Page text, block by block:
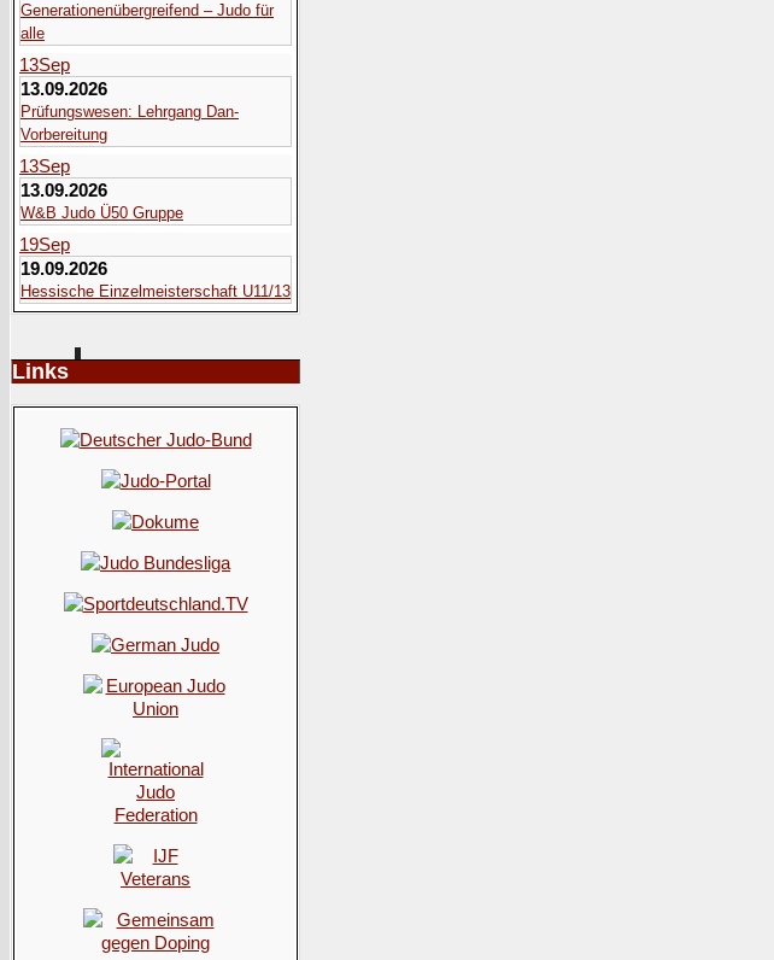
Generationenübergreifend – Judo für
alle
13Sep
13.09.2026
Prüfungswesen: Lehrgang Dan-
Vorbereitung
13Sep
13.09.2026
W&B Judo Ü50 Gruppe
19Sep
19.09.2026
Hessische Einzelmeisterschaft U11/13
Links